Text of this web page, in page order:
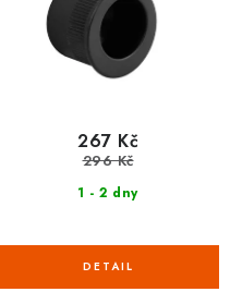
1 - 2 dny
267 Kč
296 Kč